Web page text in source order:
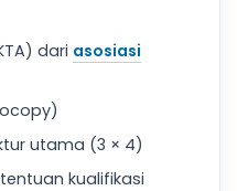
dari asosiasi
utama (3 × 4)
kualifikasi